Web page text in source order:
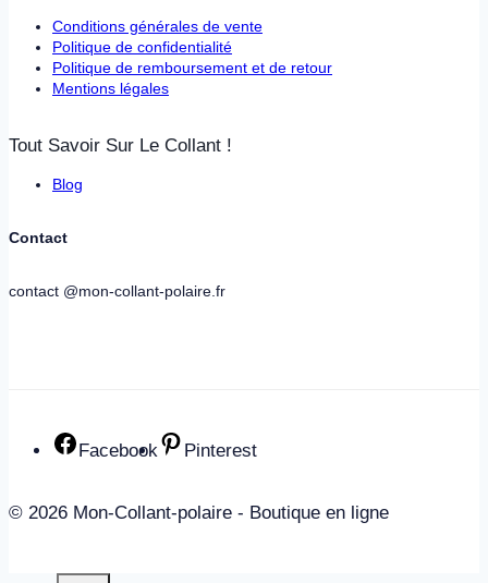
Conditions générales de vente
Politique de confidentialité
Politique de remboursement et de retour
Mentions légales
Tout Savoir Sur Le Collant !
Blog
Contact
contact @mon-collant-polaire.fr
Facebook Pinterest
© 2026 Mon-Collant-polaire - Boutique en ligne